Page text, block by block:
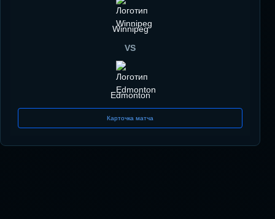
Winnipeg
VS
Edmonton
Карточка матча